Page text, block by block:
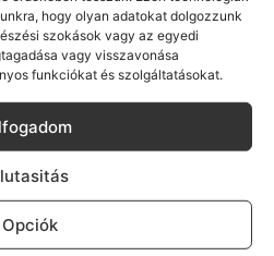
hogy olyan adatokat dolgozzunk
szokások vagy az egyedi
vagy visszavonása
funkciókat és szolgáltatásokat.
Opciók
Ügyintézés
felelősségvállalás nálunk alap.
nem kifogásokat keresünk,
kollégáink azonnal kézbe
az ügyedet.